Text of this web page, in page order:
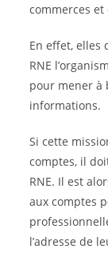
commerces et
En effet, elles
RNE
pour mener à
informations.
Si cette
comptes, il
RNE. Il est
aux comptes
l’adresse de